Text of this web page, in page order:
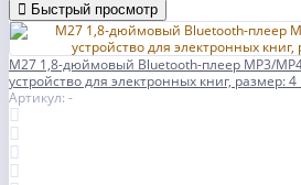
Быстрый просмотр
M27 1,8-дюймовый Bluetooth-плеер MP3/
устройство для электронных книг, размер:
Артикул: -